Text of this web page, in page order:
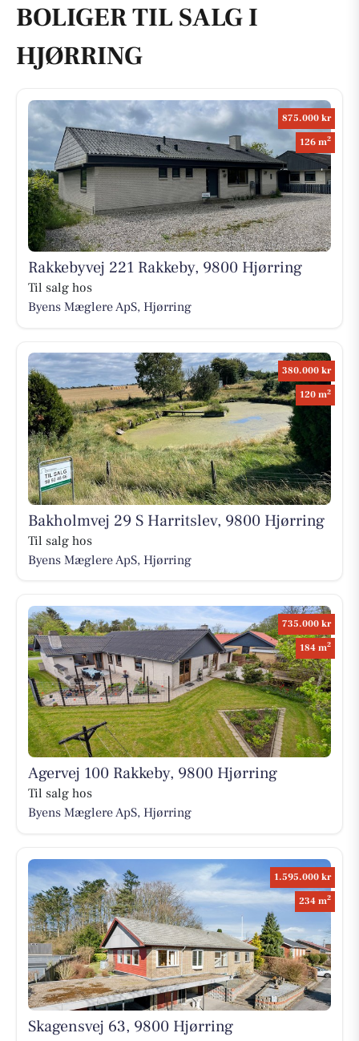
BOLIGER TIL SALG I
HJØRRING
875.000 kr
126 m2
Rakkebyvej 221 Rakkeby, 9800 Hjørring
Til salg hos
Byens Mæglere ApS, Hjørring
380.000 kr
120 m2
Bakholmvej 29 S Harritslev, 9800 Hjørring
Til salg hos
Byens Mæglere ApS, Hjørring
735.000 kr
184 m2
Agervej 100 Rakkeby, 9800 Hjørring
Til salg hos
Byens Mæglere ApS, Hjørring
1.595.000 kr
234 m2
Skagensvej 63, 9800 Hjørring